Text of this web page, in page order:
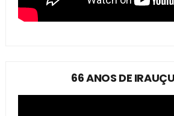
66 ANOS DE